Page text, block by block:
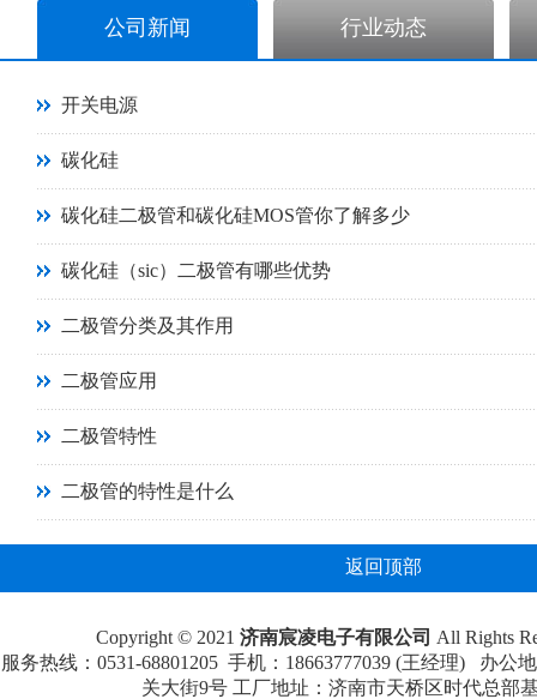
公司新闻 行业动态
开关电源
碳化硅
碳化硅二极管和碳化硅MOS管你了解多少
碳化硅（sic）二极管有哪些优势
二极管分类及其作用
二极管应用
二极管特性
二极管的特性是什么
返回顶部
Copyright © 2021 济南宸凌电子有限公司 All Rights
服务热线：0531-68801205 手机：18663777039 (王经理) 办公
关大街9号 工厂地址：济南市天桥区时代总部